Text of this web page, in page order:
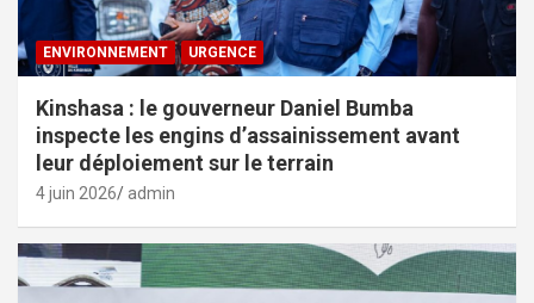
ENVIRONNEMENT URGENCE
Kinshasa : le gouverneur Daniel Bumba
inspecte les engins d’assainissement avant
leur déploiement sur le terrain
4 juin 2026 admin